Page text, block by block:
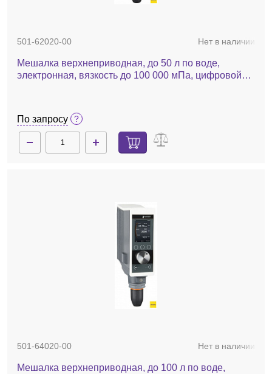
501-62020-00 Нет в наличии
Мешалка верхнеприводная, до 50 л по воде,
электронная, вязкость до 100 000 мПа, цифровой
По запросу
501-64020-00 Нет в наличии
Мешалка верхнеприводная, до 100 л по воде,